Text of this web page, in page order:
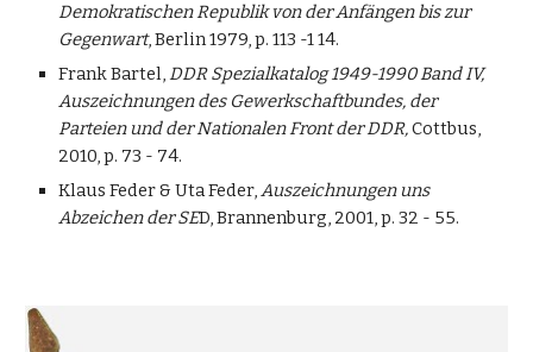
Demokratischen Republik von der Anfängen bis zur
Gegenwart, Berlin 1979, p. 113 -1 14.
Frank Bartel,DDR Spezialkatalog 1949-1990 Band IV,
Auszeichnungen des Gewerkschaftbundes, der
Parteien und der Nationalen Front der DDR,Cottbus,
2010, p. 73 - 74.
Klaus Feder & Uta Feder,Auszeichnungen uns
Abzeichen der SED, Brannenburg, 2001, p. 32 - 55.